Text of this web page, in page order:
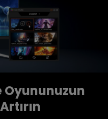
Oyununuzun